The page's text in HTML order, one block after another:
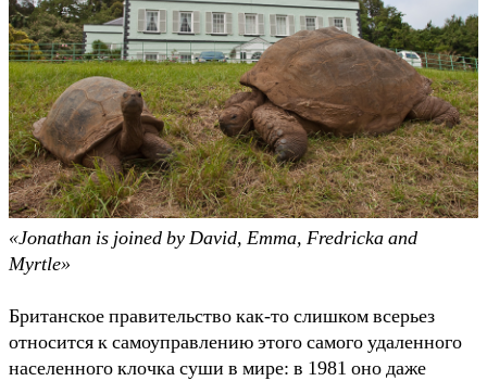
«Jonathan is joined by David, Emma, Fredricka and
Myrtle»
Британское правительство как-то слишком всерьез
относится к самоуправлению этого самого удаленного
населенного клочка суши в мире: в 1981 оно даже